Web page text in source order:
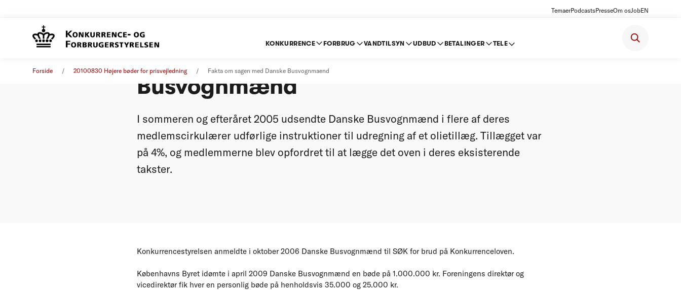
TemaerPodcastsPresseOm osJobEN
KONKURRENCE FORBRUG VANDTILSYN UDBUD BETALINGER TELE
Forside 20100830 Højere bøder for prisvejledning Fakta om sagen med Danske Busvognmaend
Busvognmænd
I sommeren og efteråret 2005 udsendte Danske Busvognmænd i flere af deres
medlemscirkulærer udførlige instruktioner til udregning af et olietillæg. Tillægget var
på 4%, og medlemmerne blev opfordret til at lægge det oven i deres eksisterende
takster.
Konkurrencestyrelsen anmeldte i oktober 2006 Danske Busvognmænd til SØK for brud på Konkurrenceloven.
Københavns Byret idømte i april 2009 Danske Busvognmænd en bøde på 1.000.000 kr. Foreningens direktør og
vicedirektør fik hver en personlig bøde på henholdsvis 35.000 og 25.000 kr.